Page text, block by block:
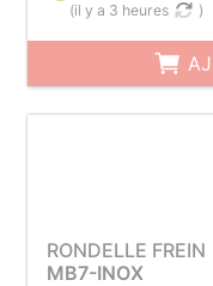
(il y a 3 heures )
RONDELLE FREIN
MB7-INOX